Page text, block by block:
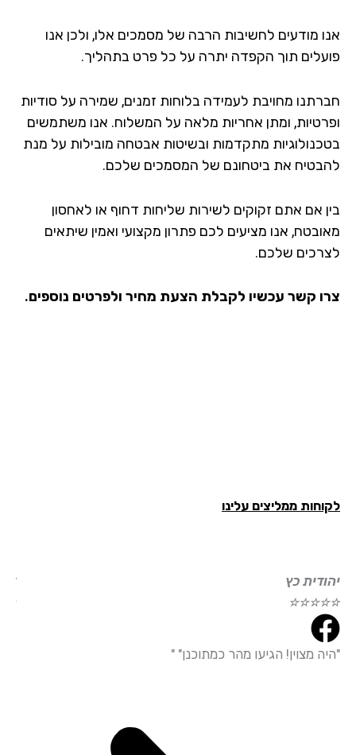
מודעים לחשיבות הרבה של מסמכים אלו, ולכן אנו
תוך הקפדה יתרה על כל פרט בתהליך.
מחויבת לעמידה בלוחות זמנים, שמירה על סודיות
ומתן אחריות מלאה על המשלוח. אנו משתמשים
מתקדמות ובשיטות אבטחה מובילות על מנת
את ביטחונם של המסמכים שלכם.
אם אתם זקוקים לשירות שליחות דחוף או לאחסון
אנו מציעים לכם פתרון מקצועי ואמין שיתאים
שלכם.
קשר עכשיו לקבלת הצעת מחיר ולפרטים נוספים.
ממליצים עלינו
כץ
☆
☆
☆
מצוין! הגיעו מהר כמתוכנן" "
דוד
☆